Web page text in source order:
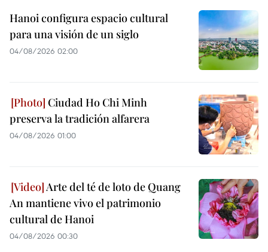
Hanoi configura espacio cultural
para una visión de un siglo
04/08/2026 02:00
Ciudad Ho Chi Minh
preserva la tradición alfarera
04/08/2026 01:00
Arte del té de loto de Quang
An mantiene vivo el patrimonio
cultural de Hanoi
04/08/2026 00:30